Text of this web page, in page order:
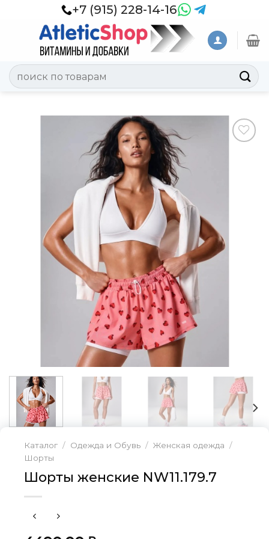
+7 (915) 228-14-16
Искать:
Каталог / Одежда и Обувь / Женская одежда /
Шорты
Шорты женские NW11.179.7